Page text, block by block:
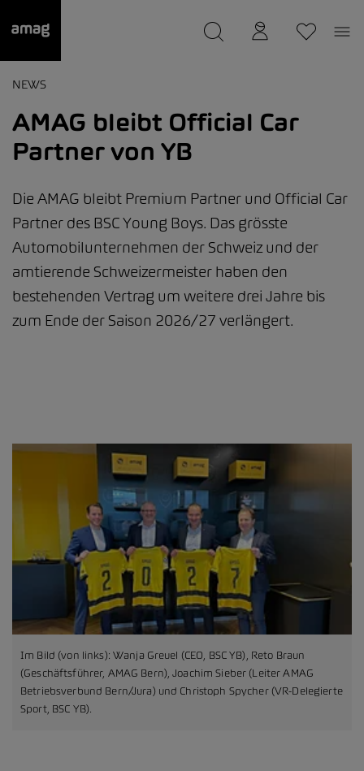
wurde als Ihre Garage gespeichert.
NEWS
AMAG bleibt Official Car
Partner von YB
Die AMAG bleibt Premium Partner und Official Car
Partner des BSC Young Boys. Das grösste
Automobilunternehmen der Schweiz und der
amtierende Schweizermeister haben den
bestehenden Vertrag um weitere drei Jahre bis
zum Ende der Saison 2026/27 verlängert.
Im Bild (von links): Wanja Greuel (CEO, BSC YB), Reto Braun
(Geschäftsführer, AMAG Bern), Joachim Sieber (Leiter AMAG
Betriebsverbund Bern/Jura) und Christoph Spycher (VR-Delegierte
Sport, BSC YB).